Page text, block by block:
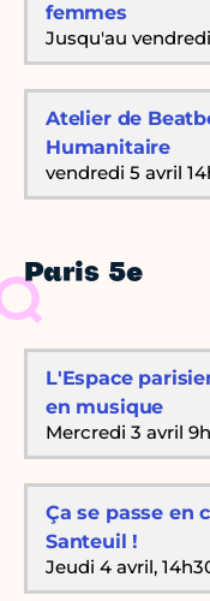
femmes
Jusqu'au
Atelier de
Humanitaire
vendredi 5 avril
Paris 5e
L'Espace
en musique
Mercredi 3 avril
Ça se passe en
Santeuil !
Jeudi 4 avril,